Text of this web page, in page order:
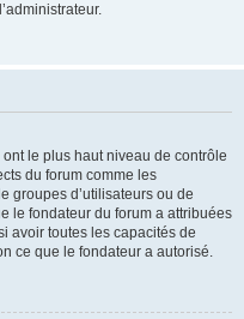
le plus haut niveau de contrôle
du forum comme les
groupes d’utilisateurs ou de
le fondateur du forum a attribuées
avoir toutes les capacités de
ce que le fondateur a autorisé.